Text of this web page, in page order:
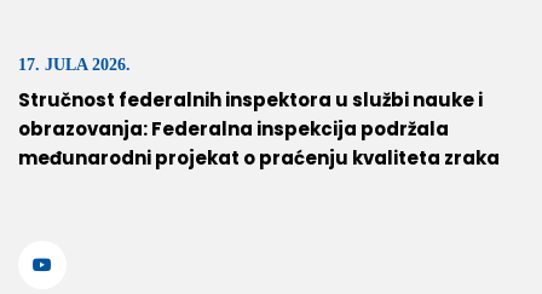
17. JULA 2026.
Stručnost federalnih inspektora u službi nauke i
obrazovanja: Federalna inspekcija podržala
međunarodni projekat o praćenju kvaliteta zraka